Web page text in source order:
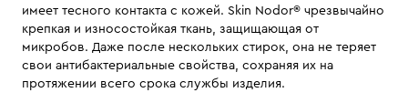
имеет тесного контакта с кожей. Skin Nodor® чрезвычайно
крепкая и износостойкая ткань, защищающая от
микробов. Даже после нескольких стирок, она не теряет
свои антибактериальные свойства, сохраняя их на
протяжении всего срока службы изделия.